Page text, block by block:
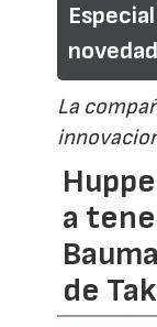
La
a
de